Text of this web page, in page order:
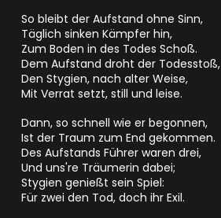
So bleibt der Aufstand ohne Sinn,
Täglich sinken Kämpfer hin,
Zum Boden in des Todes Schoß.
Dem Aufstand droht der Todesstoß,
Den Stygien, nach alter Weise,
Mit Verrat setzt, still und leise.
Dann, so schnell wie er begonnen,
Ist der Traum zum End gekommen.
Des Aufstands Führer waren drei,
Und uns're Träumerin dabei;
Stygien genießt sein Spiel:
Für zwei den Tod, doch ihr Exil.